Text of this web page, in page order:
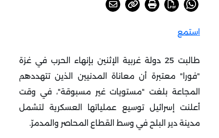
استمع
طالبت 25 دولة غربية الإثنين بإنهاء الحرب في غزة
"فورا" معتبرة أن معاناة المدنيين الذين تتهددهم
المجاعة بلغت "مستويات غير مسبوقة"، في وقت
أعلنت إسرائيل توسيع عملياتها العسكرية لتشمل
مدينة دير البلح في وسط القطاع المحاصر والمدمرّ.